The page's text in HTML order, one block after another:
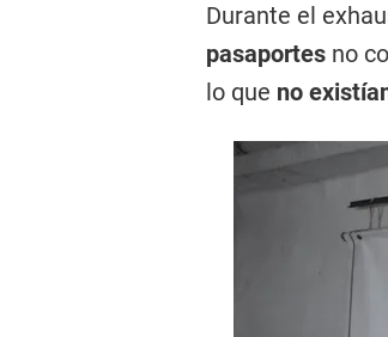
Durante el
pasaportes no
lo que no